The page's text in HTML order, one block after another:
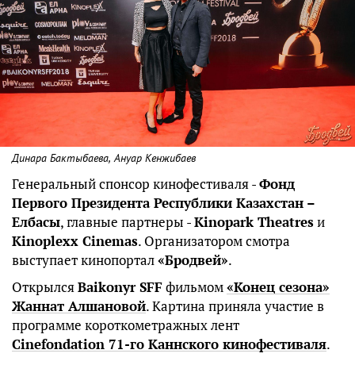
Динара Бактыбаева, Ануар Кенжибаев
Генеральный спонсор кинофестиваля -Фонд
Первого Президента Республики Казахстан –
Елбасы, главные партнеры -Kinopark Theatresи
Kinoplexx Cinemas. Организатором смотра
выступает кинопортал«Бродвей».
ОткрылсяBaikonyr SFFфильмом«Конец сезона»
Жаннат Алшановой. Картина приняла участие в
программе короткометражных лент
Cinefondation 71-го Каннского кинофестиваля.